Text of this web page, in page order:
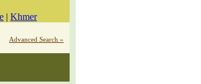
| Khmer
Advanced Search »